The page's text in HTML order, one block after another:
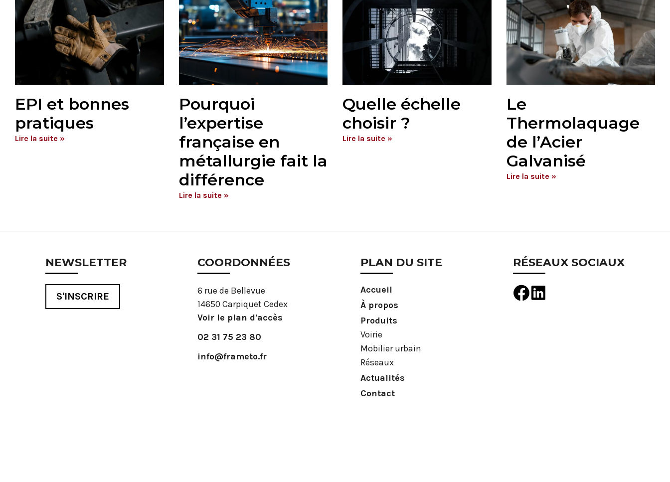
EPI et bonnes
pratiques
Lire la suite »
Pourquoi
l’expertise
française en
métallurgie fait la
différence
Lire la suite »
Quelle échelle
choisir ?
Lire la suite »
Le
Thermolaquage
de l’Acier
Galvanisé
Lire la suite »
NEWSLETTER
S'INSCRIRE
COORDONNÉES
6 rue de Bellevue
14650 Carpiquet Cedex
Voir le plan d'accès
02 31 75 23 80
info@frameto.fr
PLAN DU SITE
Accueil
À propos
Produits
Voirie
Mobilier urbain
Réseaux
Actualités
Contact
RÉSEAUX SOCIAUX